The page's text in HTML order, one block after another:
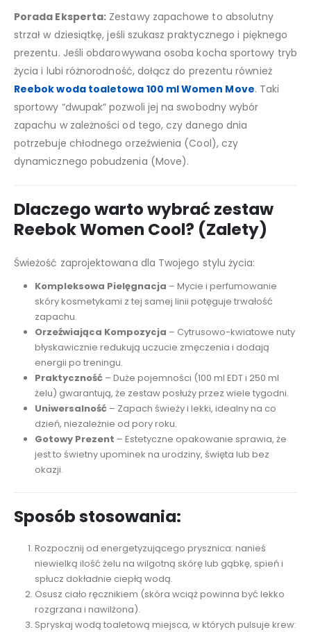
Porada Eksperta: Zestawy zapachowe to absolutny
strzał w dziesiątkę, jeśli szukasz praktycznego i pięknego
prezentu. Jeśli obdarowywana osoba kocha sportowy tryb
życia i lubi różnorodność, dołącz do prezentu również
Reebok woda toaletowa 100 ml Women Move. Taki
sportowy “dwupak” pozwoli jej na swobodny wybór
zapachu w zależności od tego, czy danego dnia
potrzebuje chłodnego orzeźwienia (Cool), czy
dynamicznego pobudzenia (Move).
Dlaczego warto wybrać zestaw
Reebok Women Cool? (Zalety)
Świeżość zaprojektowana dla Twojego stylu życia:
Kompleksowa Pielęgnacja – Mycie i perfumowanie
skóry kosmetykami z tej samej linii potęguje trwałość
zapachu.
Orzeźwiająca Kompozycja – Cytrusowo-kwiatowe nuty
błyskawicznie redukują uczucie zmęczenia i dodają
energii po treningu.
Praktyczność– Duże pojemności (100 ml EDT i 250 ml
żelu) gwarantują, że zestaw posłuży przez wiele tygodni.
Uniwersalność– Zapach świeży i lekki, idealny na co
dzień, niezależnie od pory roku.
Gotowy Prezent – Estetyczne opakowanie sprawia, że
jest to świetny upominek na urodziny, święta lub bez
okazji.
Sposób stosowania:
Rozpocznij od energetyzującego prysznica: nanieś
niewielką ilość żelu na wilgotną skórę lub gąbkę, spień i
spłucz dokładnie ciepłą wodą.
Osusz ciało ręcznikiem (skóra wciąż powinna być lekko
rozgrzana i nawilżona).
Spryskaj wodą toaletową miejsca, w których pulsuje krew: